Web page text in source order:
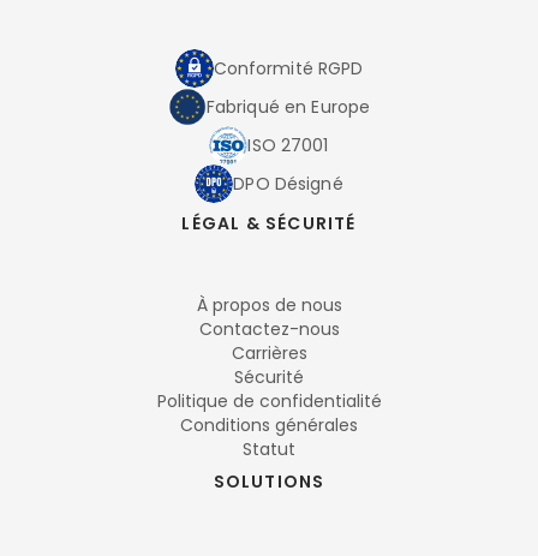
Conformité RGPD
Fabriqué en Europe
ISO 27001
DPO Désigné
LÉGAL & SÉCURITÉ
À propos de nous
Contactez-nous
Carrières
Sécurité
Politique de confidentialité
Conditions générales
Statut
SOLUTIONS